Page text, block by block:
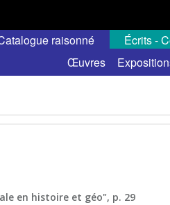
raisonné
Œuvres
Écrits -
en histoire et géo", p. 29